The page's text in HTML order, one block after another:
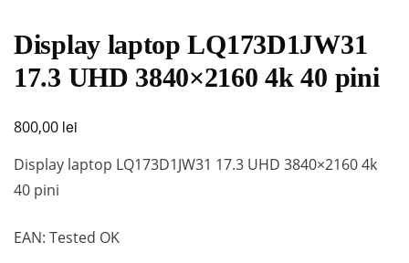
Display laptop LQ173D1JW31
17.3 UHD 3840×2160 4k 40 pini
800,00 lei
Display laptop LQ173D1JW31 17.3 UHD 3840×2160 4k
40 pini
EAN: Tested OK